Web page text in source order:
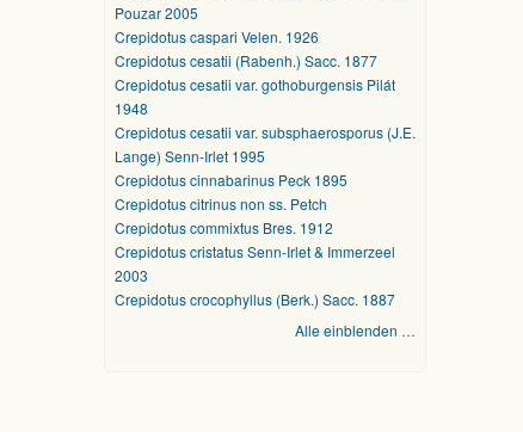
Pouzar 2005
Crepidotus caspari Velen. 1926
Crepidotus cesatii (Rabenh.) Sacc. 1877
Crepidotus cesatii var. gothoburgensis Pilát
1948
Crepidotus cesatii var. subsphaerosporus (J.E.
Lange) Senn-Irlet 1995
Crepidotus cinnabarinus Peck 1895
Crepidotus citrinus non ss. Petch
Crepidotus commixtus Bres. 1912
Crepidotus cristatus Senn-Irlet & Immerzeel
2003
Crepidotus crocophyllus (Berk.) Sacc. 1887
Alle einblenden …